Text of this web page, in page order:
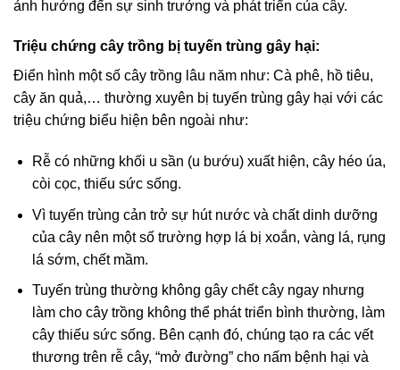
ảnh hưởng đến sự sinh trưởng và phát triển của cây.
Triệu chứng cây trồng bị tuyến trùng gây hại:
Điển hình một số cây trồng lâu năm như: Cà phê, hồ tiêu,
cây ăn quả,… thường xuyên bị tuyến trùng gây hại với các
triệu chứng biểu hiện bên ngoài như:
Rễ có những khối u sần (u bướu) xuất hiện, cây héo úa,
còi cọc, thiếu sức sống.
Vì tuyến trùng cản trở sự hút nước và chất dinh dưỡng
của cây nên một số trường hợp lá bị xoắn, vàng lá, rụng
lá sớm, chết mầm.
Tuyến trùng thường không gây chết cây ngay nhưng
làm cho cây trồng không thể phát triển bình thường, làm
cây thiếu sức sống. Bên cạnh đó, chúng tạo ra các vết
thương trên rễ cây, “mở đường” cho nấm bệnh hại và